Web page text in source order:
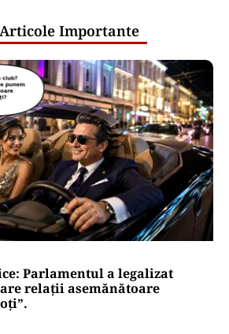
Importante
Parlamentul a legalizat
relații asemănătoare